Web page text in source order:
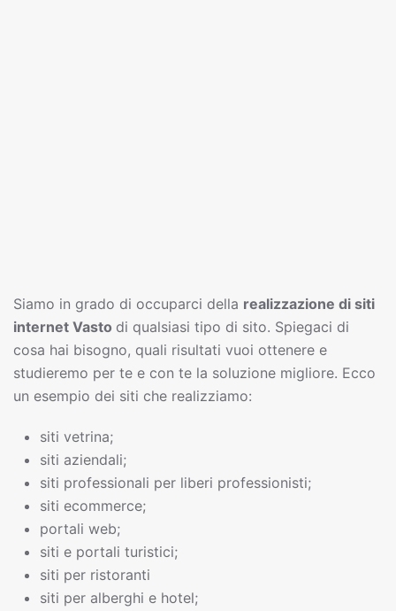
Siamo in grado di occuparci della realizzazione di siti
internet Vasto di qualsiasi tipo di sito. Spiegaci di
cosa hai bisogno, quali risultati vuoi ottenere e
studieremo per te e con te la soluzione migliore. Ecco
un esempio dei siti che realizziamo:
siti vetrina;
siti aziendali;
siti professionali per liberi professionisti;
siti ecommerce;
portali web;
siti e portali turistici;
siti per ristoranti
siti per alberghi e hotel;